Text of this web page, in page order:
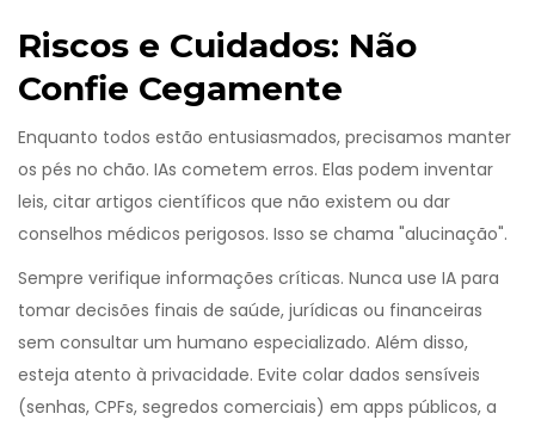
Riscos e Cuidados: Não
Confie Cegamente
Enquanto todos estão entusiasmados, precisamos manter
os pés no chão. IAs cometem erros. Elas podem inventar
leis, citar artigos científicos que não existem ou dar
conselhos médicos perigosos. Isso se chama "alucinação".
Sempre verifique informações críticas. Nunca use IA para
tomar decisões finais de saúde, jurídicas ou financeiras
sem consultar um humano especializado. Além disso,
esteja atento à privacidade. Evite colar dados sensíveis
(senhas, CPFs, segredos comerciais) em apps públicos, a